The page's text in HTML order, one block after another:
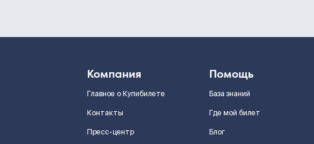
Компания
Главное о Купибилете
Контакты
Пресс-центр
Помощь
База знаний
Где мой билет
Блог